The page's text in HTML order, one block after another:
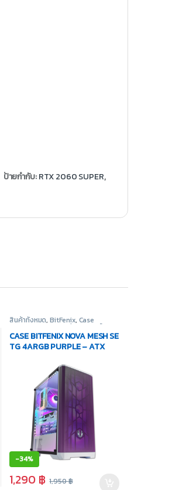
ป้ายกำกับ:RTX 2060 SUPER,
สินค้าทั้งหมด, BitFenix, Case
Computer - เคสเปล่า อุปกรณ์
คอมพิวเตอร์
CASE BITFENIX NOVA MESH SE
TG 4ARGB PURPLE – ATX
-34%
1,290 ฿ 1,950฿